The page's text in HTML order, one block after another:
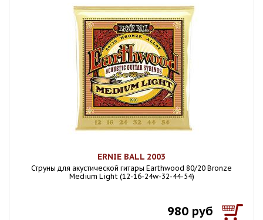
ERNIE BALL 2003
Струны для акустической гитары Earthwood 80/20 Bronze
Medium Light (12-16-24w-32-44-54)
980 руб